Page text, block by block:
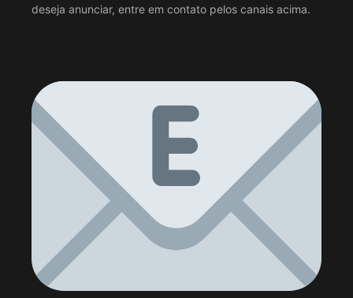
deseja anunciar, entre em contato pelos canais acima.